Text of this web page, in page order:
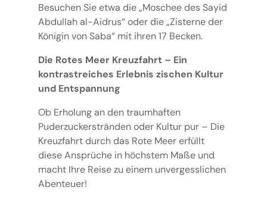
Besuchen Sie etwa die „Moschee des Sayid
Abdullah al-Aidrus“ oder die „Zisterne der
Königin von Saba“ mit ihren 17 Becken.
Die Rotes Meer Kreuzfahrt – Ein
kontrastreiches Erlebnis zischen Kultur
und Entspannung
Ob Erholung an den traumhaften
Puderzuckerstränden oder Kultur pur – Die
Kreuzfahrt durch das Rote Meer erfüllt
diese Ansprüche in höchstem Maße und
macht Ihre Reise zu einem unvergesslichen
Abenteuer!